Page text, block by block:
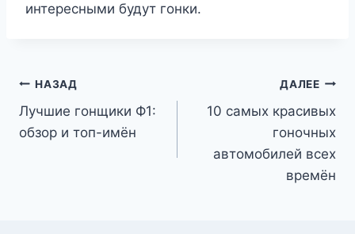
интересными будут гонки.
Навигация
по
НАЗАД
Лучшие гонщики Ф1:
обзор и топ-имён
ДАЛЕЕ
10 самых красивых
гоночных
автомобилей всех
времён